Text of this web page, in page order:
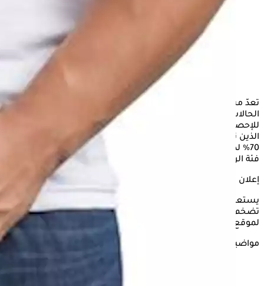
تعدّ مشاكل البروستاتا، وخاصة تضخم
الحميد، من أكثر
الحالات الشائعة بين الرجال مع تقدمهم في العمر، ووفقًا
للإحصاءات، يصيب
الذين تتراوح أعمارهم بين 51 و60 عامًا، ويزيد هذا الرقم ليصل إلى
فئة الرجال فوق 70 عامًا.
إعلان
يستعرض "الكونسلتو"، في التقرير التالي، 6 علامات تشير إلى
تضخم البروستاتا وتأثيرها على مجرى البول وصعوبة تدفقه، وفقًا
لموقع "The health site".
مواضيع ذات صلة